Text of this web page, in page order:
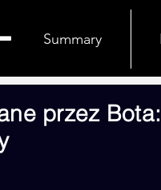
Request Data
Summary
przez